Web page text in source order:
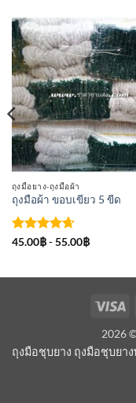
เพิ่ม
ใ
ราย
ที่
ติด
ถุงมือยาง-ถุงมือผ้า
ถุงมือผ้า ขอบเขียว 5 ขีด
ให้คะแนน
คะแนน
45.00฿-55.00฿
2026
ถุงมือชุบยาง ถุงมือชุบยา